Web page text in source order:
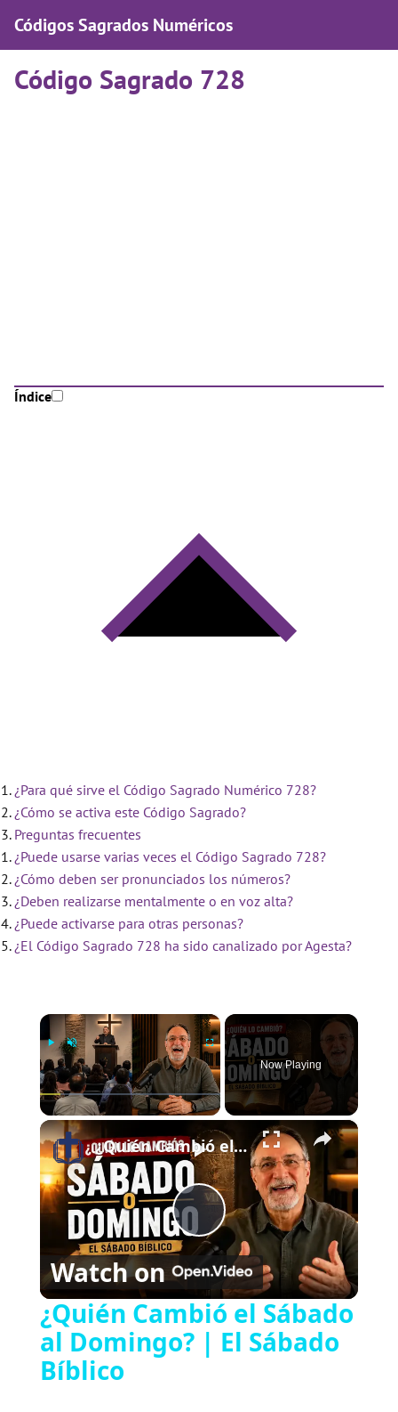
Códigos Sagrados Numéricos
Código Sagrado 728
Índice
¿Para qué sirve el Código Sagrado Numérico 728?
¿Cómo se activa este Código Sagrado?
Preguntas frecuentes
¿Puede usarse varias veces el Código Sagrado 728?
¿Cómo deben ser pronunciados los números?
¿Deben realizarse mentalmente o en voz alta?
¿Puede activarse para otras personas?
¿El Código Sagrado 728 ha sido canalizado por Agesta?
×
Play Unmute
Now Playing
×
P
¿Quién Cambió el Sábado al Domingo? | El Sábado Bíblico
Watch on
¿Quién Cambió el Sábado
al Domingo? | El Sábado
Bíblico